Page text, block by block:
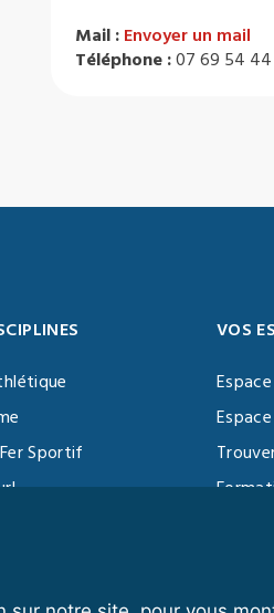
Mail : Envoyer un mail
Téléphone :07 69 54 44
Sportif
VOS